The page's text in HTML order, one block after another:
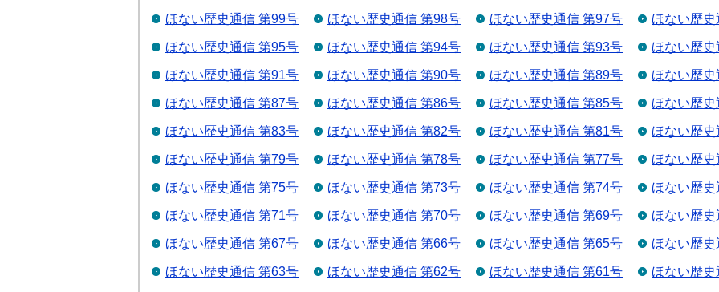
ほない歴史通信 第99号 ほない歴史通信 第98号 ほない歴史通信 第97号 ほない歴
ほない歴史通信 第95号 ほない歴史通信 第94号 ほない歴史通信 第93号 ほない歴
ほない歴史通信 第91号 ほない歴史通信 第90号 ほない歴史通信 第89号 ほない歴
ほない歴史通信 第87号 ほない歴史通信 第86号 ほない歴史通信 第85号 ほない歴
ほない歴史通信 第83号 ほない歴史通信 第82号 ほない歴史通信 第81号 ほない歴
ほない歴史通信 第79号 ほない歴史通信 第78号 ほない歴史通信 第77号 ほない歴
ほない歴史通信 第75号 ほない歴史通信 第73号 ほない歴史通信 第74号 ほない歴
ほない歴史通信 第71号 ほない歴史通信 第70号 ほない歴史通信 第69号 ほない歴
ほない歴史通信 第67号 ほない歴史通信 第66号 ほない歴史通信 第65号 ほない歴
ほない歴史通信 第63号 ほない歴史通信 第62号 ほない歴史通信 第61号 ほない歴